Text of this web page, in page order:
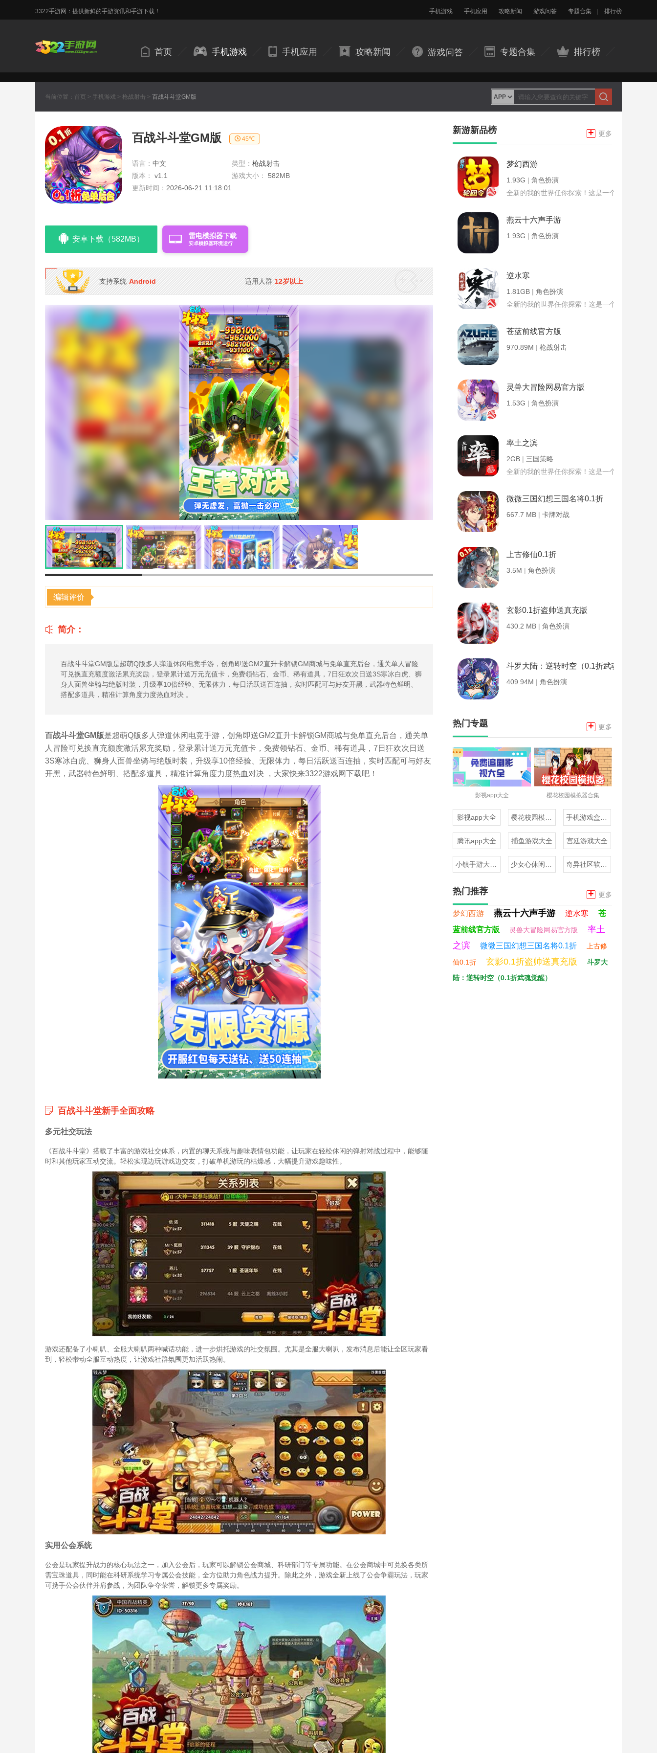
3322手游网：提供新鲜的手游资讯和手游下载！ 手机游戏 手机应用 攻略新闻 游戏问答 专题合集 排行榜
首页 手机游戏 手机应用 攻略新闻 游戏问答 专题合集 排行榜
当前位置： 首页 > 手机游戏 > 枪战射击 > 百战斗斗堂GM版
百战斗斗堂GM版 45℃
语言： 中文 类型： 枪战射击
版本：
v1.1 游戏大小：
582MB
更新时间： 2026-06-21 11:18:01
安卓下载（582MB） 雷电模拟器下载
安卓模拟器环境运行
支持系统 Android 适用人群 12岁以上
编辑评价
简介：
百战斗斗堂GM版是超萌Q版多人弹道休闲电竞手游，创角即送GM2直升卡解锁GM商城与免单直充后台，通关单人冒险
可兑换直充额度激活累充奖励，登录累计送万元充值卡，免费领钻石、金币、稀有道具，7日狂欢次日送3S寒冰白虎、狮
身人面兽坐骑与绝版时装，升级享10倍经验、无限体力，每日活跃送百连抽，实时匹配可与好友开黑，武器特色鲜明、
搭配多道具，精准计算角度力度热血对决 。
百战斗斗堂GM版是超萌Q版多人弹道休闲电竞手游，创角即送GM2直升卡解锁GM商城与免单直充后台，通关单
人冒险可兑换直充额度激活累充奖励，登录累计送万元充值卡，免费领钻石、金币、稀有道具，7日狂欢次日送
3S寒冰白虎、狮身人面兽坐骑与绝版时装，升级享10倍经验、无限体力，每日活跃送百连抽，实时匹配可与好友
开黑，武器特色鲜明、搭配多道具，精准计算角度力度热血对决 ，大家快来3322游戏网下载吧！
百战斗斗堂新手全面攻略
多元社交玩法
《百战斗斗堂》搭载了丰富的游戏社交体系，内置的聊天系统与趣味表情包功能，让玩家在轻松休闲的弹射对战过程中，能够随
时和其他玩家互动交流。轻松实现边玩游戏边交友，打破单机游玩的枯燥感，大幅提升游戏趣味性。
游戏还配备了小喇叭、全服大喇叭两种喊话功能，进一步烘托游戏的社交氛围。尤其是全服大喇叭，发布消息后能让全区玩家看
到，轻松带动全服互动热度，让游戏社群氛围更加活跃热闹。
实用公会系统
公会是玩家提升战力的核心玩法之一，加入公会后，玩家可以解锁公会商城、科研部门等专属功能。在公会商城中可兑换各类所
需宝珠道具，同时能在科研系统学习专属公会技能，全方位助力角色战力提升。除此之外，游戏全新上线了公会争霸玩法，玩家
可携手公会伙伴并肩参战，为团队争夺荣誉，解锁更多专属奖励。
新游新品榜 + 更多
梦幻西游
1.93G | 角色扮演
全新的我的世界任你探索！这是一个小提示字段。
燕云十六声手游
1.93G | 角色扮演
逆水寒
1.81GB | 角色扮演
全新的我的世界任你探索！这是一个小提示字段。
苍蓝前线官方版
970.89M | 枪战射击
灵兽大冒险网易官方版
1.53G | 角色扮演
率土之滨
2GB | 三国策略
全新的我的世界任你探索！这是一个小提示字段。
微微三国幻想三国名将0.1折
667.7 MB | 卡牌对战
上古修仙0.1折
3.5M | 角色扮演
玄影0.1折盗帅送真充版
430.2 MB | 角色扮演
斗罗大陆：逆转时空（0.1折武魂觉醒）
409.94M | 角色扮演
热门专题 + 更多
影视app大全 樱花校园模拟器合集
影视app大全
腾讯app大全 捕鱼游戏大全 宫廷游戏大全
热门推荐 + 更多
梦幻西游 燕云十六声手游 逆水寒
苍
蓝前线官方版
灵兽大冒险网易官方版
率土
之滨
微微三国幻想三国名将0.1折 上古修
仙0.1折 玄影0.1折盗帅送真充版
斗罗大
陆：逆转时空（0.1折武魂觉醒）